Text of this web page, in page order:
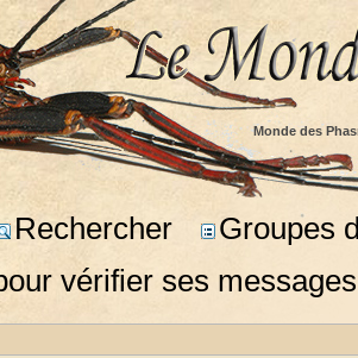
Monde des
Rechercher
Groupes
vérifier ses